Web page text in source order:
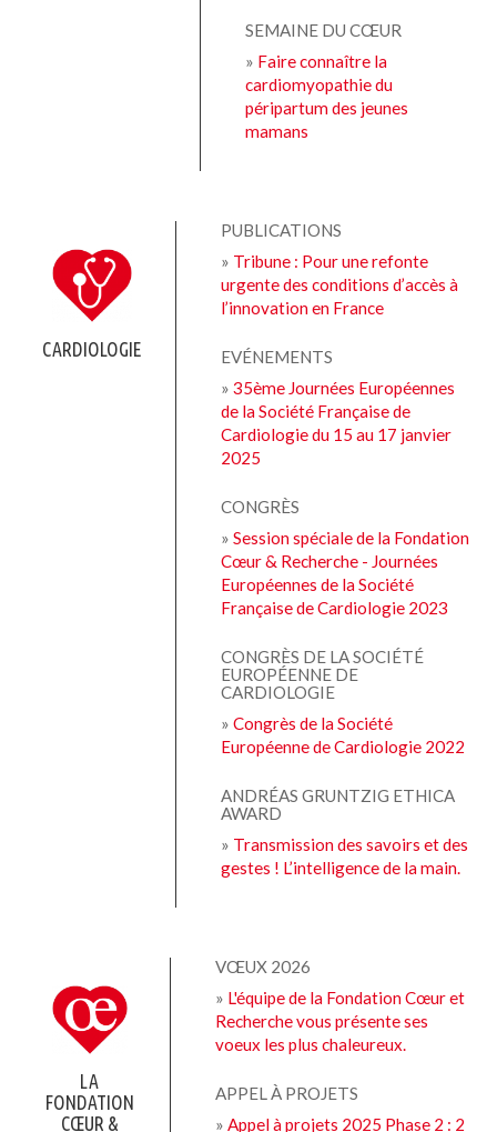
SEMAINE DU CŒUR
» Faire connaître la
cardiomyopathie du
péripartum des jeunes
mamans
CARDIOLOGIE
PUBLICATIONS
» Tribune : Pour une refonte
urgente des conditions d’accès à
l’innovation en France
EVÉNEMENTS
»35ème Journées Européennes
de la Société Française de
Cardiologie du 15 au 17 janvier
2025
CONGRÈS
»Session spéciale de la Fondation
Cœur & Recherche - Journées
Européennes de la Société
Française de Cardiologie 2023
CONGRÈS DE LA SOCIÉTÉ
EUROPÉENNE DE
CARDIOLOGIE
»Congrès de la Société
Européenne de Cardiologie 2022
ANDRÉAS GRUNTZIG ETHICA
AWARD
» Transmission des savoirs et des
gestes ! L’intelligence de la main.
LA
FONDATION
CŒUR &
VŒUX 2026
» L'équipe de la Fondation Cœur et
Recherche vous présente ses
voeux les plus chaleureux.
APPEL À PROJETS
»Appel à projets 2025 Phase 2 : 2